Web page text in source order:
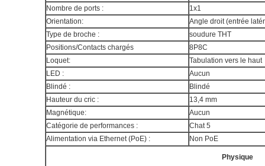
Nombre de ports :
1x1
Orientation:
Angle droit (entrée
Type de broche :
soudure THT
Positions/Contacts chargés
8P8C
Loquet:
Tabulation vers le haut
LED :
Aucun
Blindé :
Blindé
Hauteur du cric :
13,4 mm
Magnétique:
Aucun
Catégorie de performances :
Chat 5
Alimentation via Ethernet (PoE) :
Non PoE
Physique